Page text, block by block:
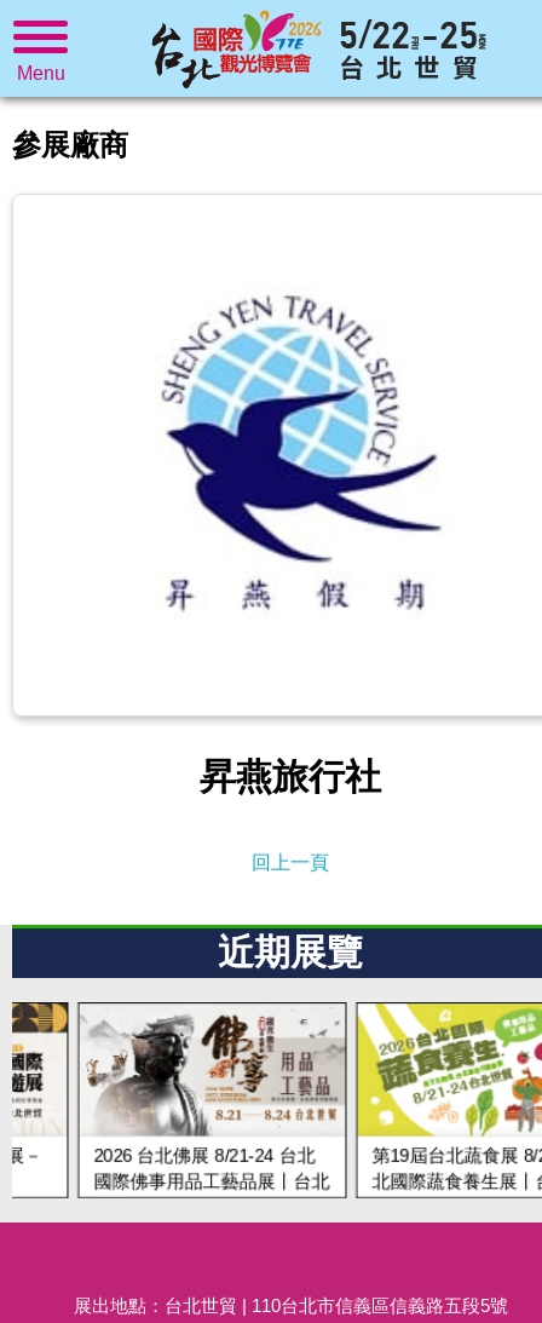
Menu
參展廠商
昇燕旅行社
回上一頁
近期展覽
2026 台北佛展 8/21-24 台北
國際佛事用品工藝品展丨台北
第19屆台北蔬食展 8/21-24
北國際蔬食養生展丨台北
展出地點：台北世貿 | 110台北市信義區信義路五段5號